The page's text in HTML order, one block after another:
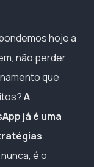
hoje a
não perder
que
A
já é uma
é o